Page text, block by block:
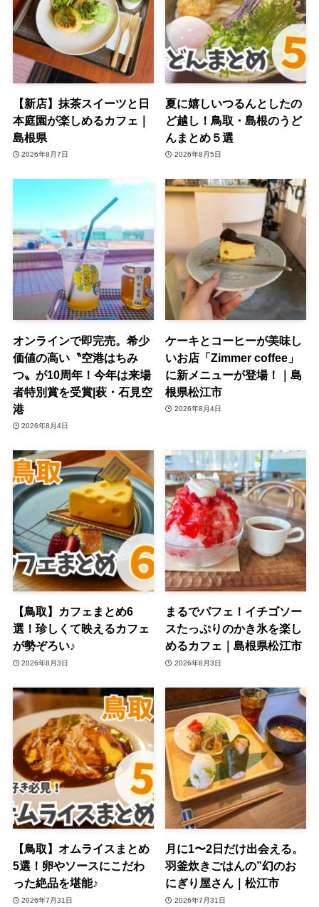
【新店】抹茶スイーツと日
本庭園が楽しめるカフェ｜
島根県
2026年8月7日
夏に嬉しいつるんとしたの
ど越し！鳥取・島根のうど
んまとめ５選
2026年8月5日
オンラインで即完売。希少
価値の高い〝空港はちみ
つ〟が10周年！今年は来場
者特別賞を受賞|萩・石見空
港
2026年8月4日
ケーキとコーヒーが美味し
いお店「Zimmer coffee」
に新メニューが登場！｜島
根県松江市
2026年8月4日
【鳥取】カフェまとめ6
選！珍しくて映えるカフェ
が勢ぞろい♪
2026年8月3日
まるでパフェ！イチゴソー
スたっぷりのかき氷を楽し
めるカフェ｜島根県松江市
2026年8月3日
【鳥取】オムライスまとめ
5選！卵やソースにこだわ
った絶品を堪能♪
2026年7月31日
月に1〜2日だけ出会える。
羽釜炊きごはんの”幻のお
にぎり屋さん｜松江市
2026年7月31日